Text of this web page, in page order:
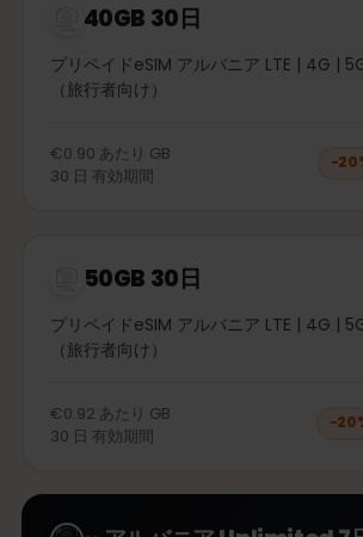
40GB 30日
プリペイドeSIM アルバニア LTE | 4G |
（旅行者向け）
€0.90 あたり GB
30 日 有効期間
−20
50GB 30日
プリペイドeSIM アルバニア LTE | 4G |
（旅行者向け）
€0.92 あたり GB
30 日 有効期間
−20